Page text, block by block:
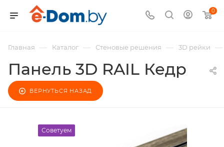
0
Главная — Каталог — Стеновые решения — 3D рейки —
Панель 3D RAIL Кедр
ВЕРНУТЬСЯ НАЗАД
Советуем